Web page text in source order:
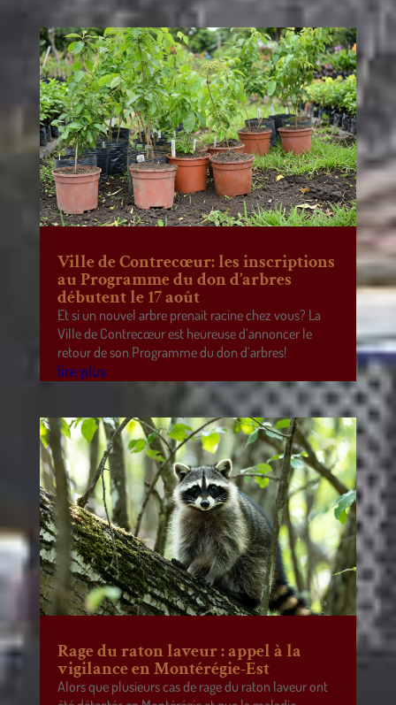
Ville de Contrecœur: les inscriptions
au Programme du don d’arbres
débutent le 17 août
Et si un nouvel arbre prenait racine chez vous? La
Ville de Contrecœur est heureuse d’annoncer le
retour de son Programme du don d’arbres!
lire plus
Rage du raton laveur : appel à la
vigilance en Montérégie-Est
Alors que plusieurs cas de rage du raton laveur ont